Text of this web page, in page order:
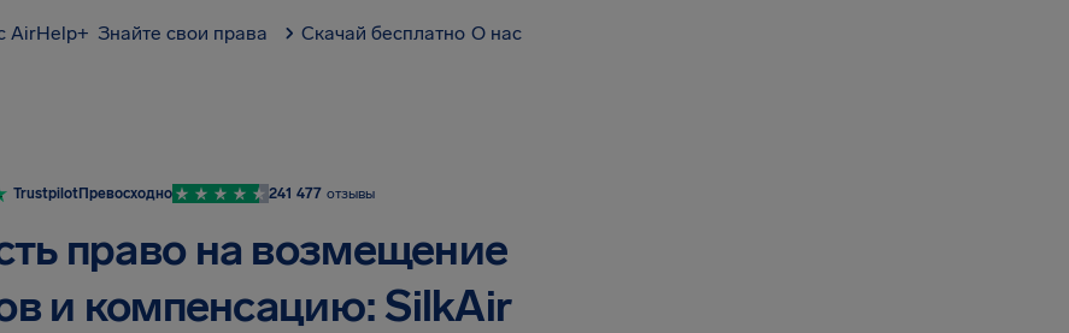
AirHelp+ Знайте свои права Скачай бесплатно О нас
TrustpilotПревосходно 241 477 отзывы
право на возмещение
и компенсацию: SilkAir